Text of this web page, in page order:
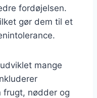
fordøjelsen.
gør dem til et
mange
frugt, nødder og